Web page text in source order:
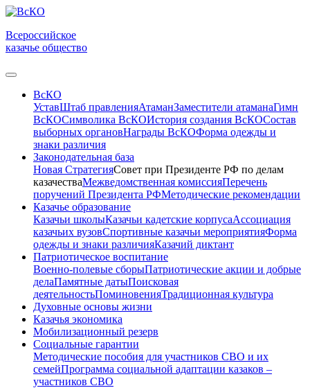
Всероссийское
казачье общество
ВсКО
УставШтаб правленияАтаманЗаместители атаманаГимн
ВсКОСимволика ВсКОИстория создания ВсКОСостав
выборных органовНаграды ВсКОФорма одежды и
знаки различия
Законодательная база
Новая СтратегияСовет при Президенте РФ по делам
казачестваМежведомственная комиссияПеречень
поручений Президента РФМетодические рекомендации
Казачье образование
Казачьи школыКазачьи кадетские корпусаАссоциация
казачьих вузовСпортивные казачьи мероприятияФорма
одежды и знаки различияКазачий диктант
Патриотическое воспитание
Военно-полевые сборыПатриотические акции и добрые
делаПамятные датыПоисковая
деятельностьПоминовенияТрадиционная культура
Духовные основы жизни
Казачья экономика
Мобилизационный резерв
Социальные гарантии
Методические пособия для участников СВО и их
семейПрограмма социальной адаптации казаков –
участников СВО